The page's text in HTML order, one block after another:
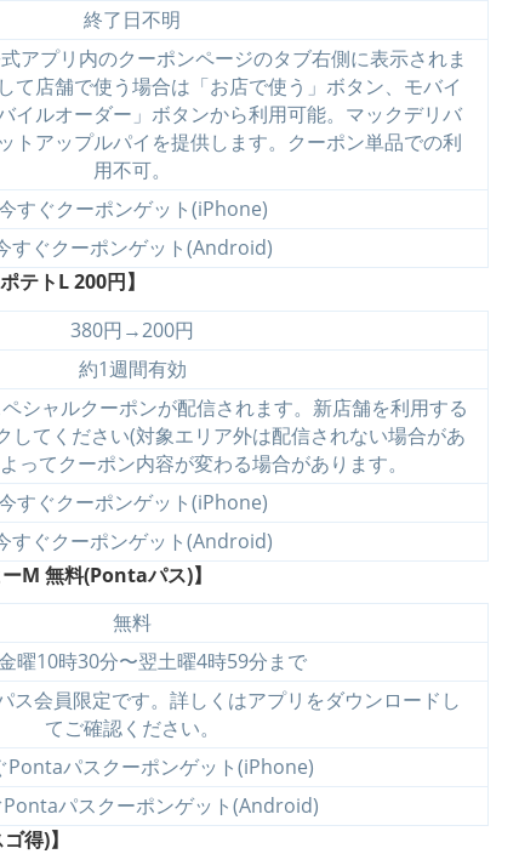
終了日不明
アプリ内のクーポンページのタブ右側に表示されま
て店舗で使う場合は「お店で使う」ボタン、モバイ
イルオーダー」ボタンから利用可能。マックデリバ
トアップルパイを提供します。クーポン単品での利
用不可。
すぐクーポンゲット(iPhone)
すぐクーポンゲット(Android)
テトL 200円】
380円→200円
約1週間有効
シャルクーポンが配信されます。新店舗を利用する
してください(対象エリア外は配信されない場合があ
ってクーポン内容が変わる場合があります。
すぐクーポンゲット(iPhone)
すぐクーポンゲット(Android)
M 無料(Pontaパス)】
無料
曜10時30分〜翌土曜4時59分まで
ス会員限定です。詳しくはアプリをダウンロードし
てご確認ください。
Pontaパスクーポンゲット(iPhone)
パスクーポンゲット(Android)
得)】